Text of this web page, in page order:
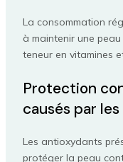
La consommation
à maintenir une
teneur en vitamines
Protection
causés par
Les antioxydants
protéger la peau